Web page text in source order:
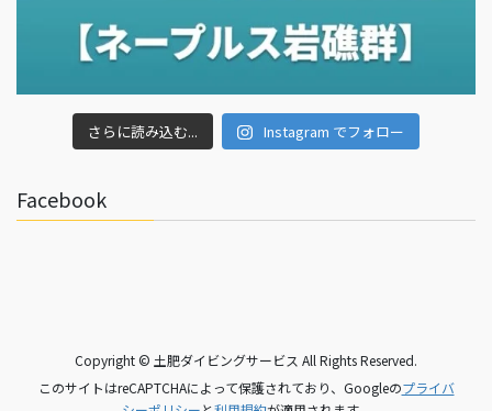
さらに読み込む... Instagram でフォロー
Facebook
Copyright © 土肥ダイビングサービス All Rights Reserved.
このサイトはreCAPTCHAによって保護されており、Googleのプライバ